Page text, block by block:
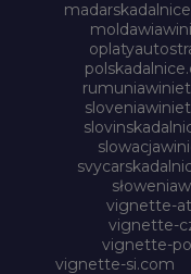
vignette-
vignette-
vignette-
vignette-si.com